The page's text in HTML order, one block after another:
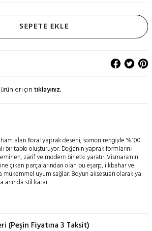
SEPETE EKLE
için tıklayınız.
alan floral yaprak deseni, somon rengiyle %100
bir tablo oluşturuyor. Doğanın yaprak formlarını
zarif ve modern bir etki yaratır. Vismara'nın
çıkan parçalarından olan bu eşarp, ilkbahar ve
mükemmel uyum sağlar. Boyun aksesuarı olarak ya
anında stil katar.
(Peşin Fiyatına 3 Taksit)